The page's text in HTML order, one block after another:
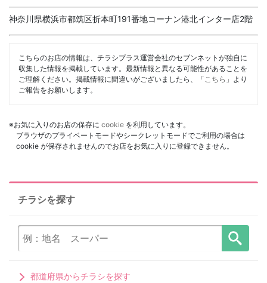
神奈川県横浜市都筑区折本町191番地コーナン港北インター店2階
こちらのお店の情報は、チラシプラス運営会社のセブンネットが独自に
収集した情報を掲載しています。最新情報と異なる可能性があることを
ご理解ください。掲載情報に間違いがございましたら、「 こちら 」より
ご報告をお願いします。
※お気に入りのお店の保存に cookie を利用しています。
ブラウザのプライベートモードやシークレットモードでご利用の場合は
cookie が保存されませんのでお店をお気に入りに登録できません。
チラシを探す
都道府県からチラシを探す